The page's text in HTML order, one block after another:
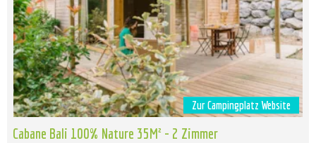
Zur Campingplatz Website
Cabane Bali 100% Nature 35M² - 2 Zimmer